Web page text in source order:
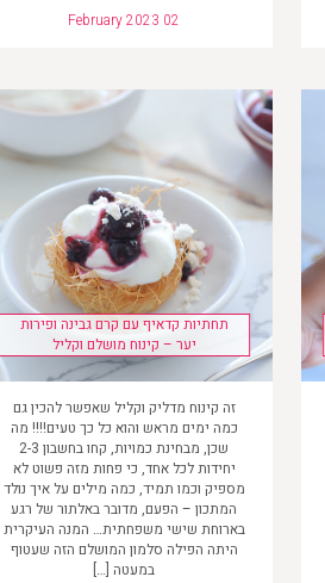
February 2023 02
תחתיות קדאיף עם קרם גבינה ופירות
יער – קינוח מושלם וקליל
זה קינוח מדליק וקליל שאפשר להכין גם
כמה ימים מראש והוא כל כך טעים!!!! מה
שכן, מבחינת כמויות, קחו בחשבון 2-3
יחידות לכל אחד, כי פחות מזה פשוט לא
מספיק וכמו תמיד, כמה מילים על איך נולד
המתכון – הפעם, מדובר באלתור של רגע
בארוחת שישי משפחתית… המנה העיקרית
היתה הפילה סלמון המושלם הזה שעטוף
במעטה […]